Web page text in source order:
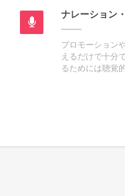
ナレーション
プロモーション
えるだけで十分
るためには聴覚